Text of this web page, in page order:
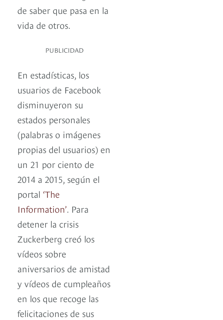
de saber que pasa en la
vida de otros.
PUBLICIDAD
En estadísticas, los
usuarios de Facebook
disminuyeron su
estados personales
(palabras o imágenes
propias del usuarios) en
un 21 por ciento de
2014 a 2015, según el
portal ‘The
Information’. Para
detener la crisis
Zuckerberg creó los
vídeos sobre
aniversarios de amistad
y vídeos de cumpleaños
en los que recoge las
felicitaciones de sus